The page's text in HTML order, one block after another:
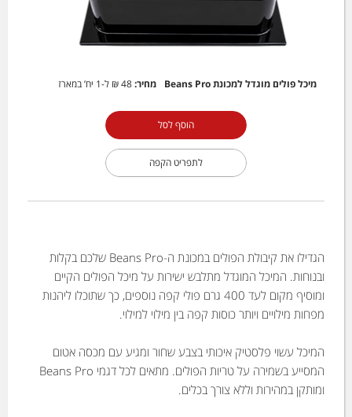
מיכל פולים מוגדל למכונת Beans Pro מחיר:48 ₪ ל-1 יח’ במארז
הוסף לסל
לתפריט הקפה
הגדילו את קיבולת הפולים במכונת ה-Beans Pro שלכם בקלות
ובנוחות. המיכל המוגדל מתלבש ישירות על מיכל הפולים הקיים
ומוסיף מקום לעד 400 גרם פולי קפה נוספים, כך שתוכלו ליהנות
מפחות מילויים ויותר כוסות קפה בין מילוי למילוי.
המיכל עשוי פלסטיק איכותי בצבע שחור ומגיע עם מכסה אטום
המסייע בשמירה על טריות הפולים. מתאים לכל דגמי Beans Pro
ומותקן במהירות וללא צורך בכלים.